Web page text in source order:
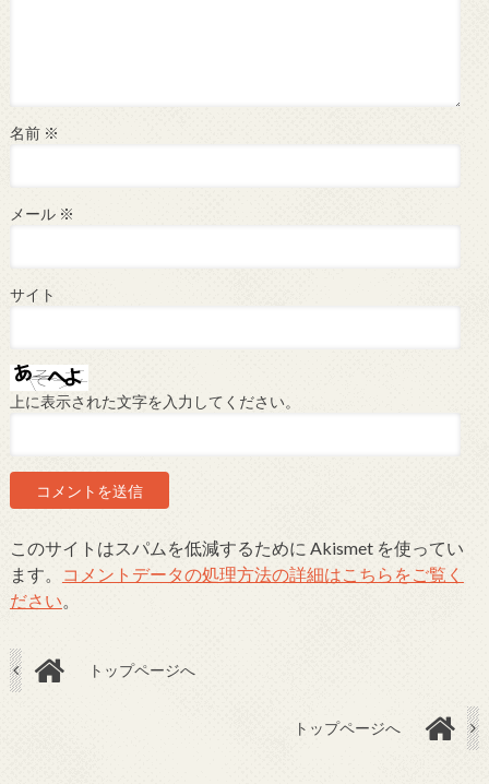
名前 ※
メール ※
サイト
上に表示された文字を入力してください。
このサイトはスパムを低減するために Akismet を使ってい
ます。
コメントデータの処理方法の詳細はこちらをご覧く
ださい。
トップページへ
トップページへ